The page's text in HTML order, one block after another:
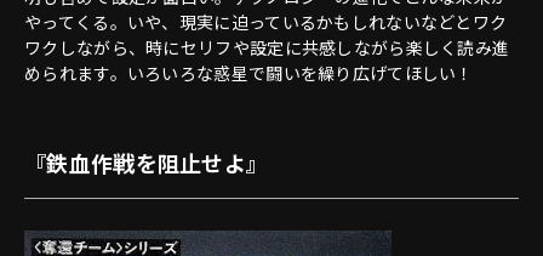
やってくる。いや、現実に迫っているかもしれないなどとワク
ワクしながら、時にセリフや設定に共感しながら楽しく読み進
められます。いろいろな惑星で闘いを繰り広げてほしい！
『鉄血作戦を阻止せよ』